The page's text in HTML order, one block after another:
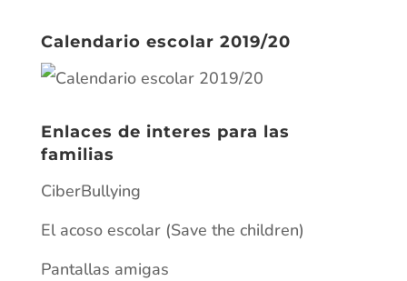
Calendario escolar 2019/20
Enlaces de interes para las
familias
CiberBullying
El acoso escolar (Save the children)
Pantallas amigas